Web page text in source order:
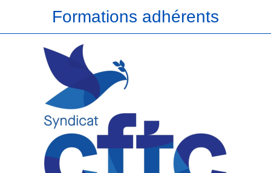
Formations adhérents